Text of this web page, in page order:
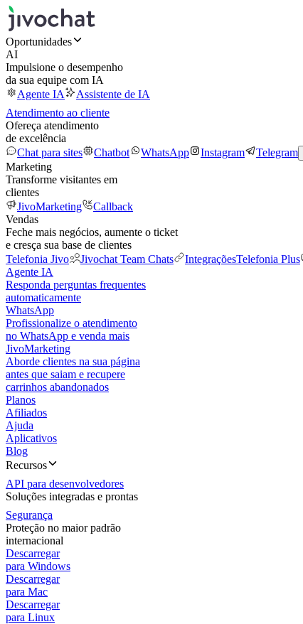
Oportunidades
AI
Impulsione o desempenho
da sua equipe com IA
Agente IA
Assistente de IA
Atendimento ao cliente
Ofereça atendimento
de excelência
Chat para sites
Chatbot WhatsApp Instagram Telegram
Marketing
Transforme visitantes em
clientes
JivoMarketing
Callback
Vendas
Feche mais negócios, aumente o ticket
e cresça sua base de clientes
Telefonia Jivo
Jivochat Team Chats IntegraçõesTelefonia Plus
Agente IA
Responda perguntas frequentes
automaticamente
WhatsApp
Profissionalize o atendimento
no WhatsApp e venda mais
JivoMarketing
Aborde clientes na sua página
antes que saiam e recupere
carrinhos abandonados
Planos
Afiliados
Ajuda
Aplicativos
Blog
Recursos
API para desenvolvedores
Soluções integradas e prontas
Segurança
Proteção no maior padrão
internacional
Descarregar
para Windows
Descarregar
para Mac
Descarregar
para Linux